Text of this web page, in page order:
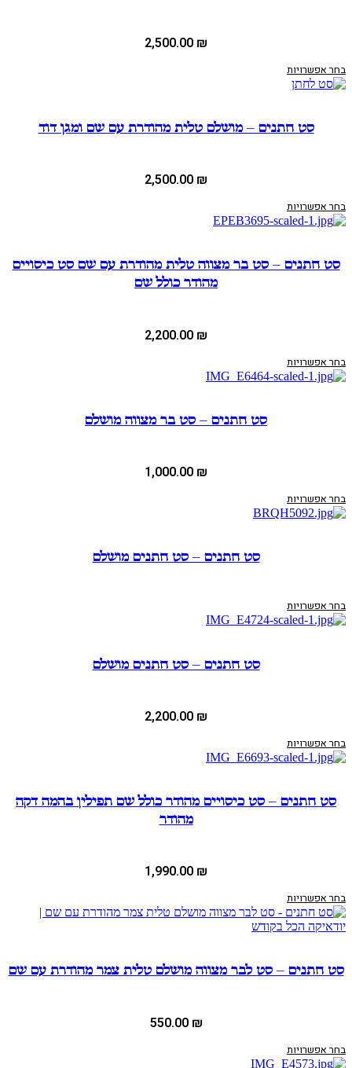
2,500.00 ₪
בחר אפשרויות
סט חתנים – מושלם טלית מהודרת עם שם ומגן דוד
2,500.00 ₪
בחר אפשרויות
סט חתנים – סט בר מצווה טלית מהודרת עם שם סט כיסויים
מהודר כולל שם
2,200.00 ₪
בחר אפשרויות
סט חתנים – סט בר מצווה מושלם
1,000.00 ₪
בחר אפשרויות
סט חתנים – סט חתנים מושלם
בחר אפשרויות
סט חתנים – סט חתנים מושלם
2,200.00 ₪
בחר אפשרויות
סט חתנים – סט כיסויים מהודר כולל שם תפילין בהמה דקה
מהודר
1,990.00 ₪
בחר אפשרויות
סט חתנים – סט לבר מצווה מושלם טלית צמר מהודרת עם שם
550.00 ₪
בחר אפשרויות